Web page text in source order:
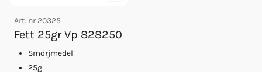
Art. nr 20325
Fett 25gr Vp 828250
Smörjmedel
25g